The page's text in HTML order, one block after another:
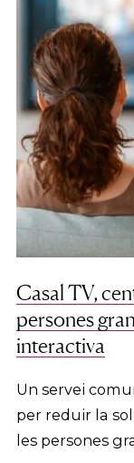
Casal TV,
persones
interactiva
Un servei
per reduir la
les persones